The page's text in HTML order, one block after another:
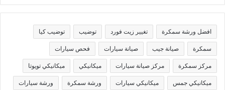
ن
ف
ا
افضل ورشة سمكرة تغيير زيت فورد توضيب توضيب كيا
سمكرة صيانة جيب صيانة سيارات فحص سيارات
مركز سمكرة مركز صيانة سيارات ميكانيكي ميكانيكي تويوتا
ميكانيكي جمس ميكانيكي سيارات ورشة سمكرة ورشة سيارات